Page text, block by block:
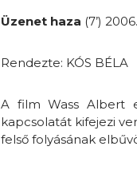
Üzenet haza (7’) 2006.
Rendezte: KÓS BÉLA
A film Wass Albert
kapcsolatát kifejezi
felső folyásának